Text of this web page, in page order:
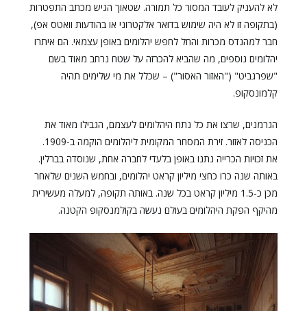
לא להעניק לעובד המסור כל תמורה. שטאוך הגיש מכתב התפטרות
(בתקופה זו לא היה שימוש בדואר אלקטרוני או בהודעות וואטס אפ),
חבר למהנדס מכרות והחל לחפש יהלומים באופן עצמאי. הם איתרו
יהלומים נוספים, מה שהביא להכרזה על שטח נרחב מאוד בשם
"שפרגביט" ("האזור האסור") – שכלל את מי שלימים תהיה
קלמונסקופ.
הגרמנים, שרצו את כל נתח היהלומים לעצמם, הגבילו מאוד את
הכניסה לאזור. זירת המסחר המקומית ליהלומים הוקמה ב-1909.
את זכויות הכרייה נתנו באופן בלעדי לחברה אחת, שנוסדה בברלין.
באותה שנה כרו כחצי מיליון קראט יהלומים, ובחמש השנים שלאחר
מכן כ-1.5 מיליון קראט בכל שנה. באותה תקופה, למעלה מעשירית
מהיקף הפקת היהלומים בעולם נעשה בקולמנסקופ הקטנה.